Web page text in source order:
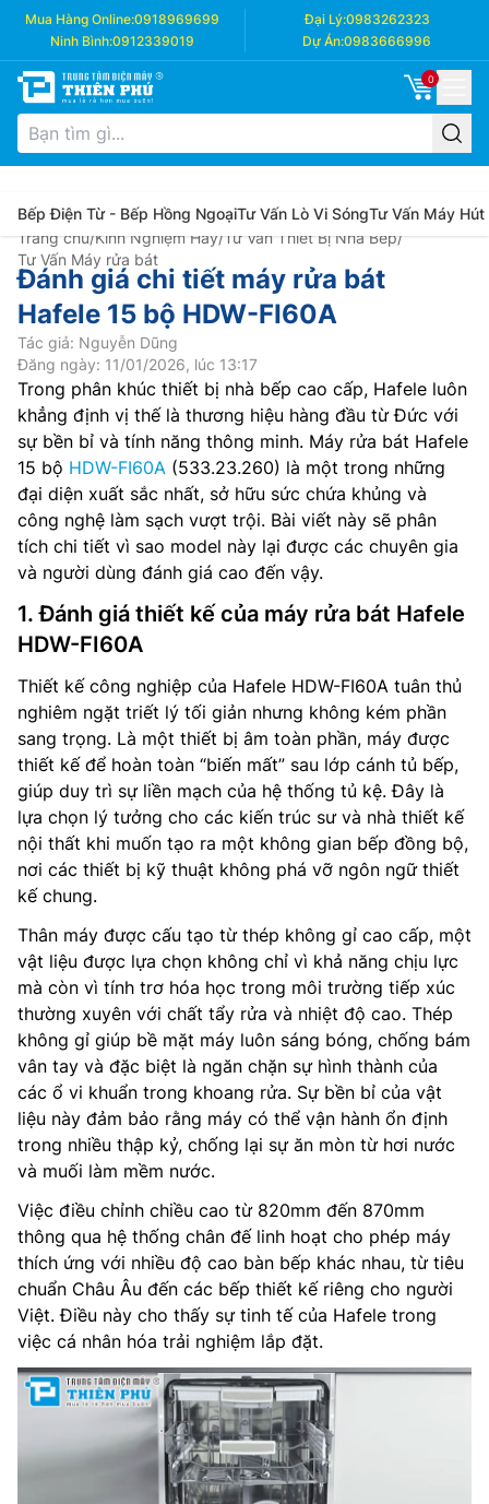
Mua Hàng Online:0918969699 Đại Lý:0983262323
Ninh Bình:0912339019 Dự Án:0983666996
0
Bếp Điện Từ - Bếp Hồng NgoạiTư Vấn Lò Vi SóngTư Vấn Máy Hút
Trang chủ/Kinh Nghiệm Hay/Tư Vấn Thiết Bị Nhà Bếp/
Tư Vấn Máy rửa bát
Đánh giá chi tiết máy rửa bát
Hafele 15 bộ HDW-FI60A
Tác giả: Nguyễn Dũng
Đăng ngày: 11/01/2026, lúc 13:17
Trong phân khúc thiết bị nhà bếp cao cấp, Hafele luôn
khẳng định vị thế là thương hiệu hàng đầu từ Đức với
sự bền bỉ và tính năng thông minh. Máy rửa bát Hafele
15 bộ HDW-FI60A (533.23.260) là một trong những
đại diện xuất sắc nhất, sở hữu sức chứa khủng và
công nghệ làm sạch vượt trội. Bài viết này sẽ phân
tích chi tiết vì sao model này lại được các chuyên gia
và người dùng đánh giá cao đến vậy.
1. Đánh giá thiết kế của máy rửa bát Hafele
HDW-FI60A
Thiết kế công nghiệp của Hafele HDW-FI60A tuân thủ
nghiêm ngặt triết lý tối giản nhưng không kém phần
sang trọng. Là một thiết bị âm toàn phần, máy được
thiết kế để hoàn toàn “biến mất” sau lớp cánh tủ bếp,
giúp duy trì sự liền mạch của hệ thống tủ kệ. Đây là
lựa chọn lý tưởng cho các kiến trúc sư và nhà thiết kế
nội thất khi muốn tạo ra một không gian bếp đồng bộ,
nơi các thiết bị kỹ thuật không phá vỡ ngôn ngữ thiết
kế chung.
Thân máy được cấu tạo từ thép không gỉ cao cấp, một
vật liệu được lựa chọn không chỉ vì khả năng chịu lực
mà còn vì tính trơ hóa học trong môi trường tiếp xúc
thường xuyên với chất tẩy rửa và nhiệt độ cao. Thép
không gỉ giúp bề mặt máy luôn sáng bóng, chống bám
vân tay và đặc biệt là ngăn chặn sự hình thành của
các ổ vi khuẩn trong khoang rửa. Sự bền bỉ của vật
liệu này đảm bảo rằng máy có thể vận hành ổn định
trong nhiều thập kỷ, chống lại sự ăn mòn từ hơi nước
và muối làm mềm nước.
Việc điều chỉnh chiều cao từ 820mm đến 870mm
thông qua hệ thống chân đế linh hoạt cho phép máy
thích ứng với nhiều độ cao bàn bếp khác nhau, từ tiêu
chuẩn Châu Âu đến các bếp thiết kế riêng cho người
Việt. Điều này cho thấy sự tinh tế của Hafele trong
việc cá nhân hóa trải nghiệm lắp đặt.